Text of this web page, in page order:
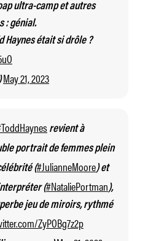
ultra-camp et autres
: génial.
Haynes était si drôle ?
May 21, 2023
revient à
portrait de femmes plein
(#JulianneMoore) et
(#NataliePortman),
jeu de miroirs, rythmé
ZyPOBg7z2p